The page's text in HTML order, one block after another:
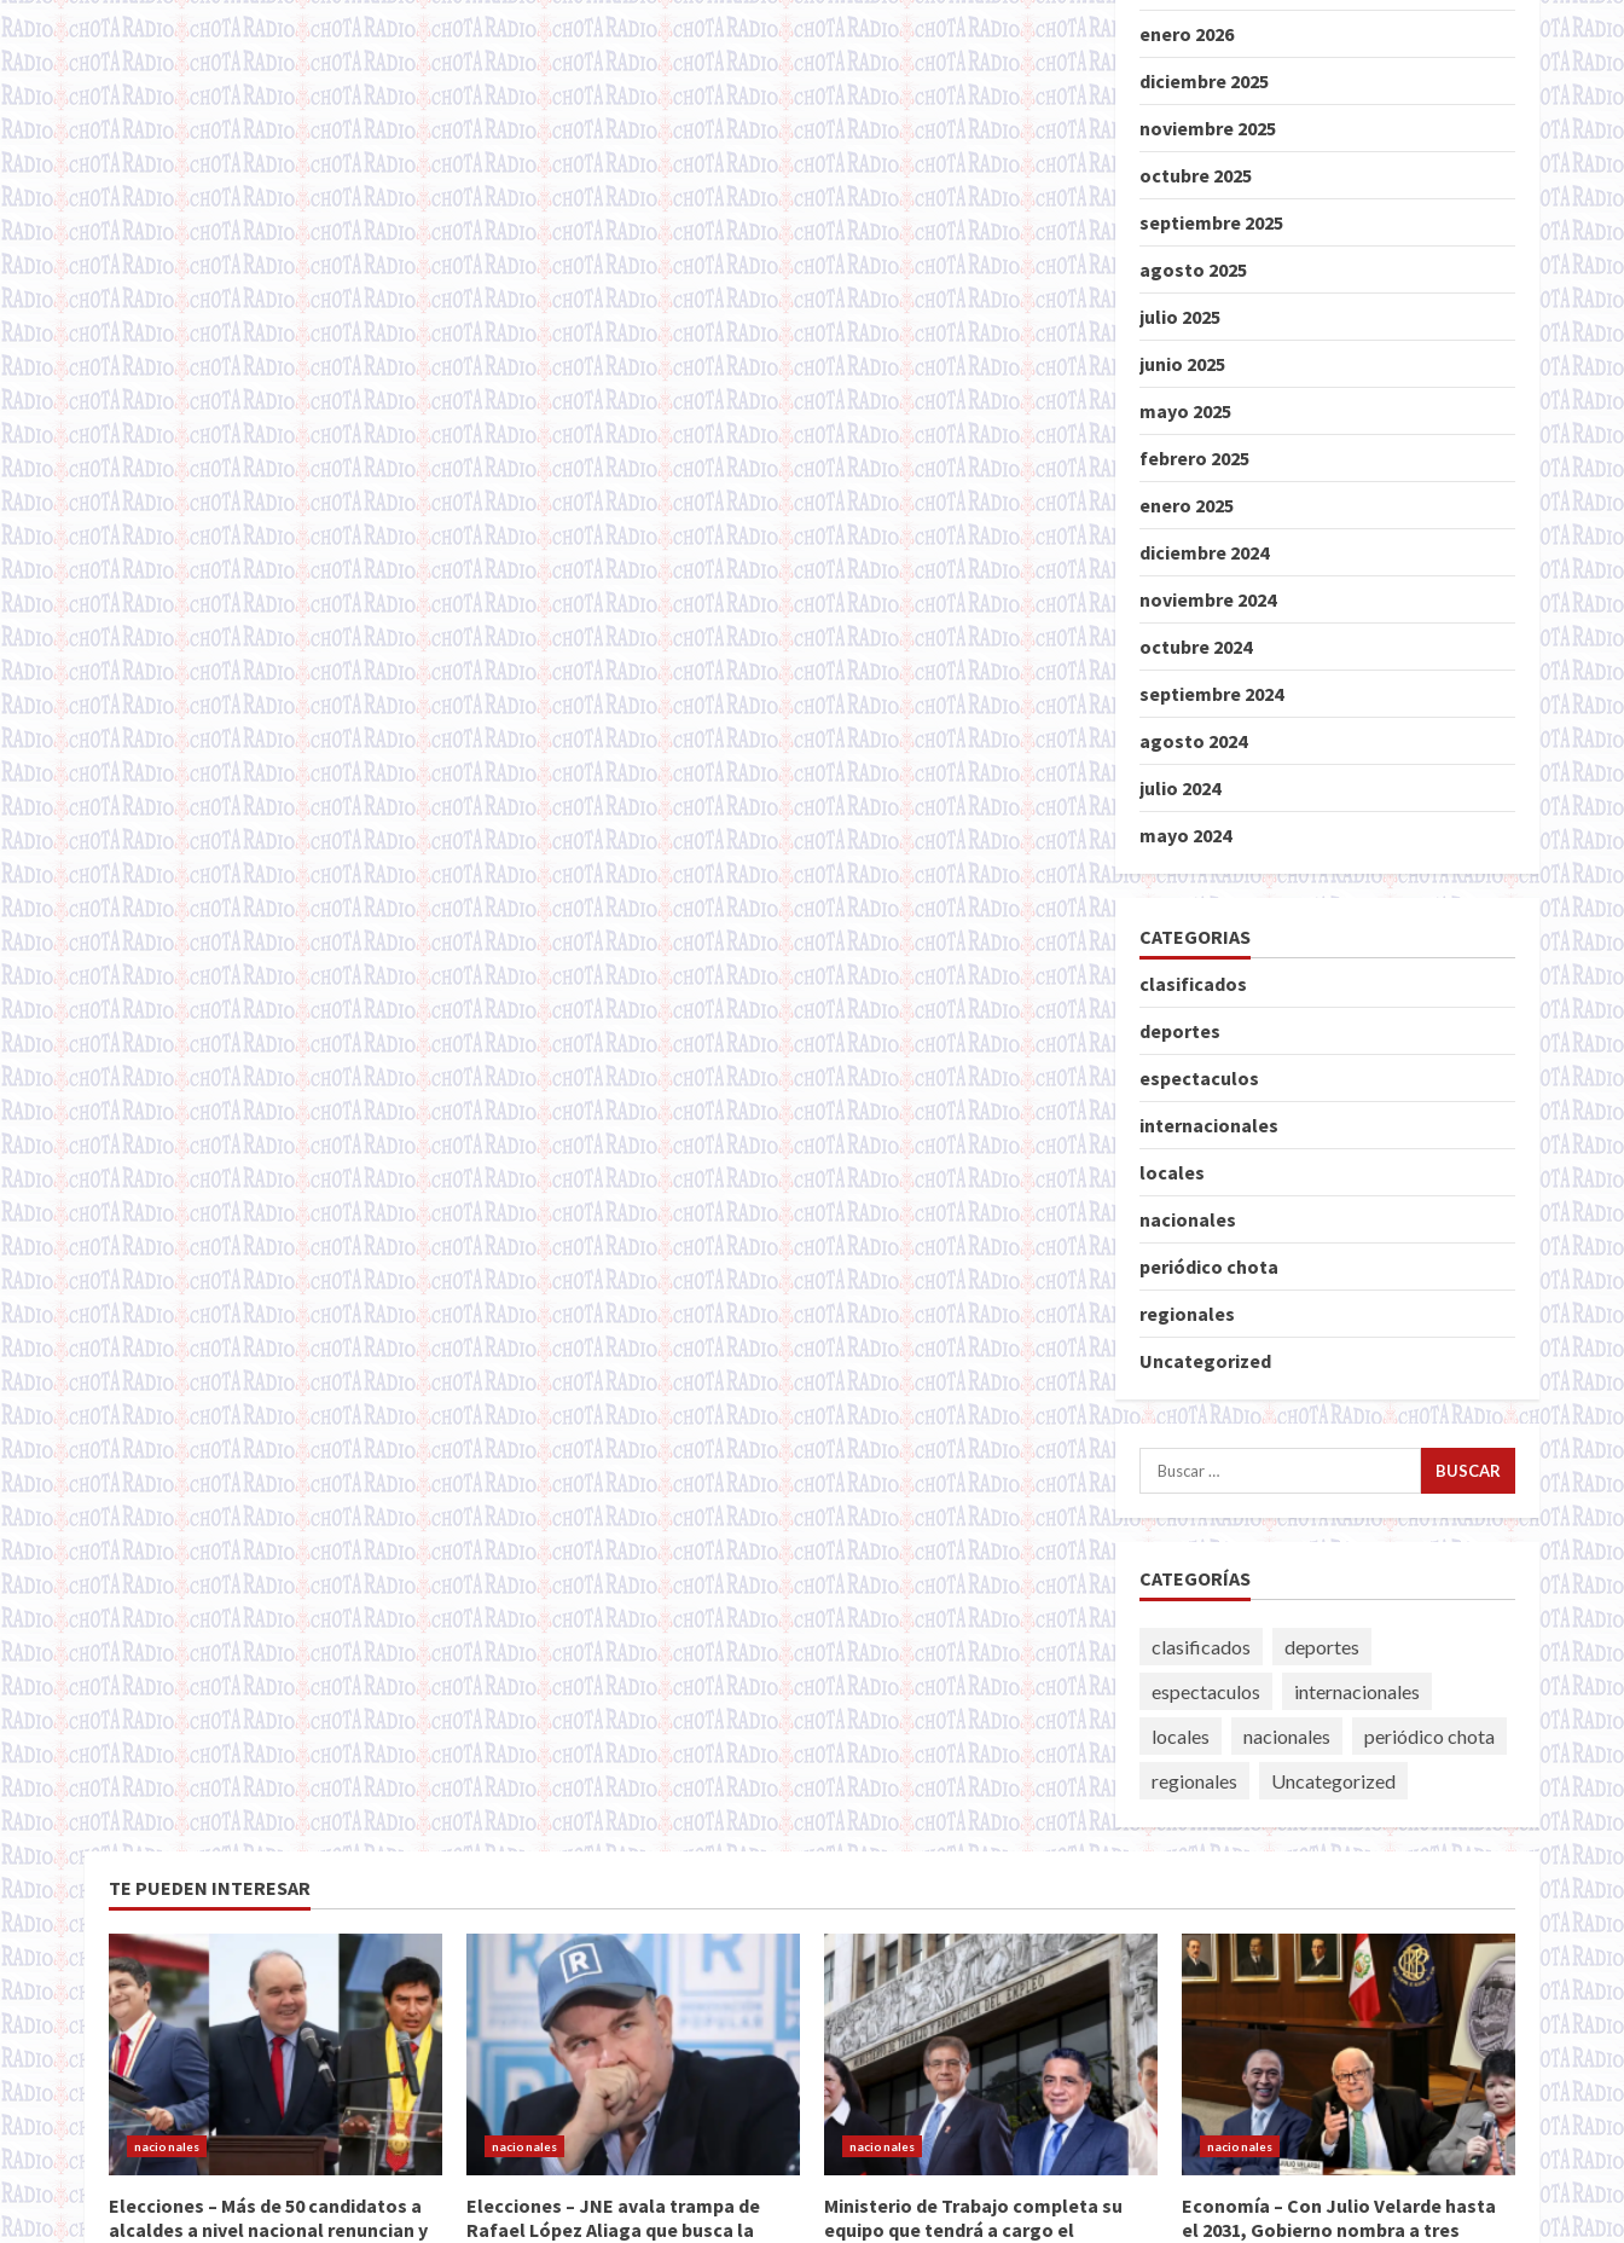
enero 2026
diciembre 2025
noviembre 2025
octubre 2025
septiembre 2025
agosto 2025
julio 2025
junio 2025
mayo 2025
febrero 2025
enero 2025
diciembre 2024
noviembre 2024
octubre 2024
septiembre 2024
agosto 2024
julio 2024
mayo 2024
CATEGORIAS
clasificados
deportes
espectaculos
internacionales
locales
nacionales
periódico chota
regionales
Uncategorized
Buscar:
CATEGORÍAS
clasificados
deportes
espectaculos
internacionales
locales
nacionales
periódico chota
regionales
Uncategorized
TE PUEDEN INTERESAR
nacionales
Elecciones – Más de 50 candidatos a
alcaldes a nivel nacional renuncian y
nacionales
Elecciones – JNE avala trampa de
Rafael López Aliaga que busca la
nacionales
Ministerio de Trabajo completa su
equipo que tendrá a cargo el
nacionales
Economía – Con Julio Velarde hasta
el 2031, Gobierno nombra a tres